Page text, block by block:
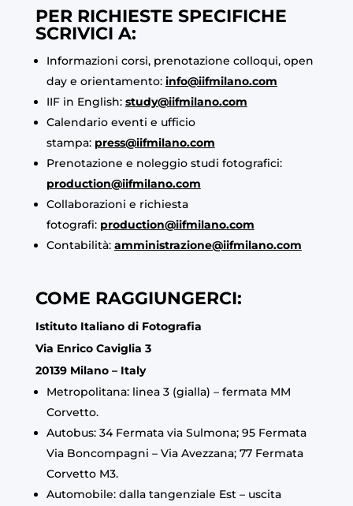
PER RICHIESTE SPECIFICHE
SCRIVICI A:
Informazioni corsi, prenotazione colloqui, open
day e orientamento: info@iifmilano.com
IIF in English: study@iifmilano.com
Calendario eventi e ufficio
stampa: press@iifmilano.com
Prenotazione e noleggio studi fotografici:
production@iifmilano.com
Collaborazioni e richiesta
fotografi: production@iifmilano.com
Contabilità: amministrazione@iifmilano.com
COME RAGGIUNGERCI:
Istituto Italiano di Fotografia
Via Enrico Caviglia 3
20139 Milano – Italy
Metropolitana: linea 3 (gialla) – fermata MM
Corvetto.
Autobus: 34 Fermata via Sulmona; 95 Fermata
Via Boncompagni – Via Avezzana; 77 Fermata
Corvetto M3.
Automobile: dalla tangenziale Est – uscita